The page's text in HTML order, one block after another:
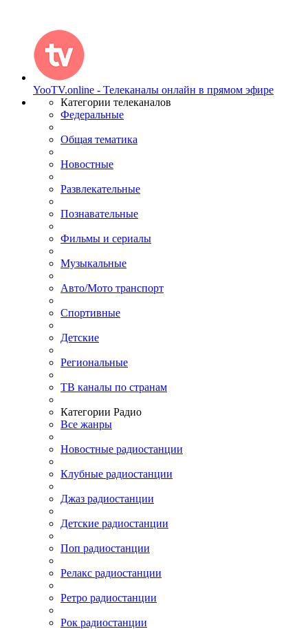
YooTV.online - Телеканалы онлайн в прямом эфире
Категории телеканалов
Федеральные
Общая тематика
Новостные
Развлекательные
Познавательные
Фильмы и сериалы
Музыкальные
Авто/Мото транспорт
Спортивные
Детские
Региональные
ТВ каналы по странам
Категории Радио
Все жанры
Новостные радиостанции
Клубные радиостанции
Джаз радиостанции
Детские радиостанции
Поп радиостанции
Релакс радиостанции
Ретро радиостанции
Рок радиостанции